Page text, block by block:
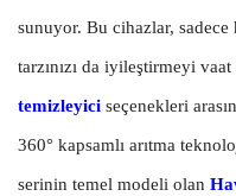
sunuyor. Bu cihazlar, sadece
tarzınızı da iyileştirmeyi
temizleyici seçenekleri
360° kapsamlı arıtma
serinin temel modeli olan